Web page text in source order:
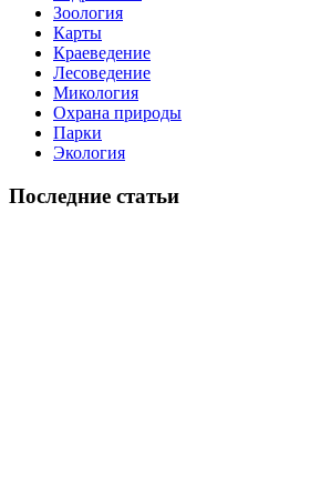
Зоология
Карты
Краеведение
Лесоведение
Микология
Охрана природы
Парки
Экология
Последние статьи